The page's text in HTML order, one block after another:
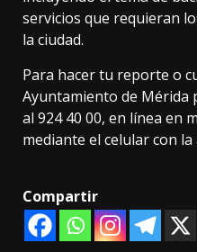
servicios que requieran
la ciudad.
Para hacer tu reporte o
Ayuntamiento de Mérida
al 924 40 00, en línea en
mediante el celular con
Compartir